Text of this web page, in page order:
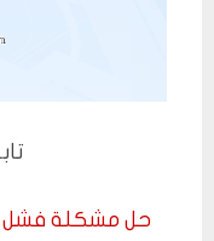
حل مشكلة فشل